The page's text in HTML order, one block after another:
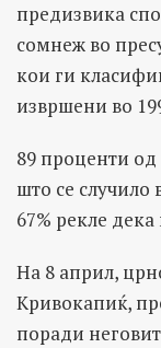
предизвика
сомнеж во
кои ги
извршени во
89 проценти од
што се случило
67% рекле
На 8 април,
Кривокапиќ,
поради